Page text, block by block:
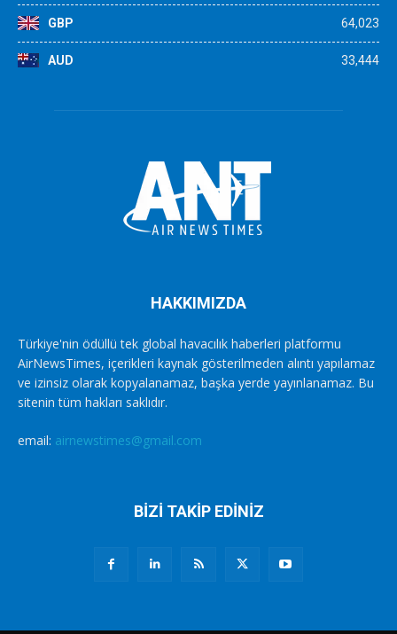
GBP 64,023
AUD 33,444
HAKKIMIZDA
Türkiye'nin ödüllü tek global havacılık haberleri platformu
AirNewsTimes, içerikleri kaynak gösterilmeden alıntı yapılamaz
ve izinsiz olarak kopyalanamaz, başka yerde yayınlanamaz. Bu
sitenin tüm hakları saklıdır.
email: airnewstimes@gmail.com
BİZİ TAKİP EDİNİZ